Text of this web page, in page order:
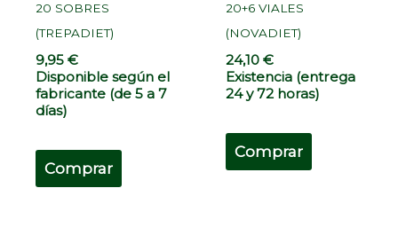
20 SOBRES
(TREPADIET)
9,95€
Disponible según el
fabricante (de 5 a 7
días)
Comprar
20+6 VIALES
(NOVADIET)
24,10€
Existencia (entrega
24 y 72 horas)
Comprar